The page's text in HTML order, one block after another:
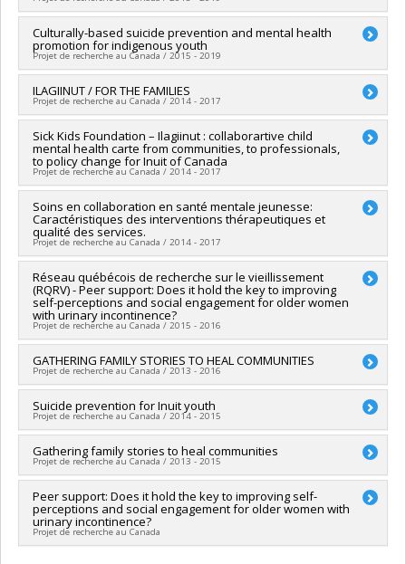
Sources de financement :
Programmes de subvention :PV126563-Subvention de
fonctionnement: établissement d'indicateurs de santé des
enfants et adolescents
Chercheur principal :Nancy Beauregard
Co-chercheurs :Katherine Frohlich
Fraser
sciences humaines du Canada
Programmes de subvention :PVXXXXXX-FGR – Subvention de
recherche institutionnelle
Culturally-based suicide prevention and mental health
promotion for indigenous youth
Projet de recherche au Canada / 2015 - 2019
Chercheur principal :Laurence Kirmayer
Co-chercheurs :Sarah Fraser
Sources de financement :IRSC/Instituts de recherche en
santé du Canada
Programmes de subvention :
ILAGIINUT / FOR THE FAMILIES
Projet de recherche au Canada / 2014 - 2017
Co-chercheurs : Sarah Fraser
Sources de financement :Avenir d'enfants
Programmes de subvention :
Sick Kids Foundation – Ilagiinut : collaborartive child
mental health carte from communities, to professionals,
to policy change for Inuit of Canada
Projet de recherche au Canada / 2014 - 2017
Chercheur principal :Sarah Fraser
Soins en collaboration en santé mentale jeunesse:
Caractéristiques des interventions thérapeutiques et
qualité des services.
Projet de recherche au Canada / 2014 - 2017
Chercheur principal : Lucie Nadeau
Co-chercheurs :Lourdès Rodriguez Del Barrio,Sarah Fraser
Sources de financement :IRSC/Instituts de recherche en
santé du Canada
Programmes de subvention :PVX88932-(PASS) Partenariats
pour l'amélioration des services de santé
Réseau québécois de recherche sur le vieillissement
(RQRV) - Peer support: Does it hold the key to improving
self-perceptions and social engagement for older women
with urinary incontinence?
Projet de recherche au Canada / 2015 - 2016
Chercheur principal :Kenneth Southall,Mélanie Morin
Co-chercheurs :Chantal Dumoulin,
Sources de financement :FRQS/Fonds de recherche du
Québec - Santé (FRSQ)
Programmes de subvention :
GATHERING FAMILY STORIES TO HEAL COMMUNITIES
Projet de recherche au Canada / 2013 - 2016
Chercheur principal :Sarah Fraser
Sources de financement :CRSH/Conseil de recherches en
sciences humaines du Canada
Programmes de subvention :PV153480-Subventions de
développement Savoir
Suicide prevention for Inuit youth
Projet de recherche au Canada / 2014 - 2015
Chercheur principal :Laurence Kirmayer
Co-chercheurs :Sarah Fraser
Sources de financement :IRSC/Instituts de recherche en
santé du Canada
Programmes de subvention :
Gathering family stories to heal communities
Projet de recherche au Canada / 2013 - 2015
Chercheur principal : Sarah Fraser
The Inuit of Nunavik are facing soaring rates of child
signalement and placements under child welfare service.
Peer support: Does it hold the key to improving self-
perceptions and social engagement for older women with
urinary incontinence?
Projet de recherche au Canada